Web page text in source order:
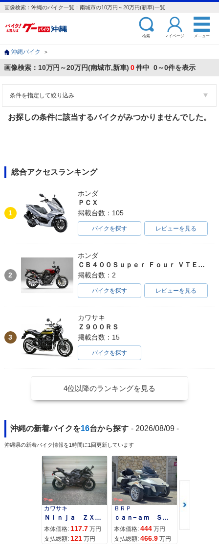
画像検索：沖縄のバイク一覧：南城市の10万円～20万円(新車)一覧
検索 マイページ メニュー
沖縄バイク ＞
画像検索：10万円～20万円(南城市,新車) 0件中 0～0件を表示
条件を指定して絞り込み
お探しの条件に該当するバイクがみつかりませんでした。
総合アクセスランキング
1
ホンダ
ＰＣＸ
掲載台数：105
バイクを探す レビューを見る
2
ホンダ
ＣＢ４００Ｓｕｐｅｒ Ｆｏｕｒ ＶＴＥＣ ＳＰＥＣ３
掲載台数：2
バイクを探す レビューを見る
3
カワサキ
Ｚ９００ＲＳ
掲載台数：15
バイクを探す
4位以降のランキングを見る
沖縄の新着バイクを16台から探す - 2026/08/09 -
沖縄県の新着バイク情報を1時間に1回更新しています
カワサキ
Ｎｉｎｊａ ＺＸ−４Ｒ ＳＥ
本体価格: 117.7 万円
支払総額: 121 万円
ＢＲＰ
ｃａｎ−ａｍ ＳＰＹＤＥＲ ＲＴ ＬＩＭＩＴＥＤ
本体価格: 444 万円
支払総額: 466.9 万円
スズキ
本体価格: